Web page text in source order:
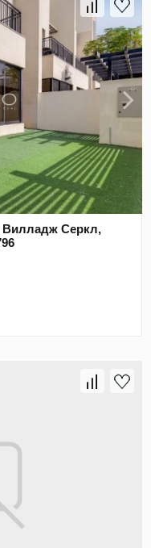
Вилладж Серкл,